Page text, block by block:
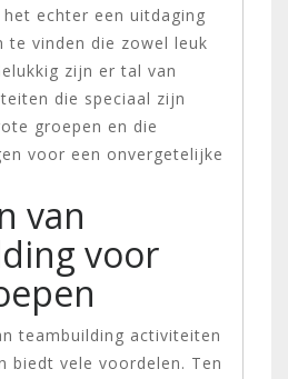
echter een uitdaging
vinden die zowel leuk
zijn er tal van
die speciaal zijn
groepen en die
voor een onvergetelijke
van
voor
teambuilding activiteiten
biedt vele voordelen. Ten